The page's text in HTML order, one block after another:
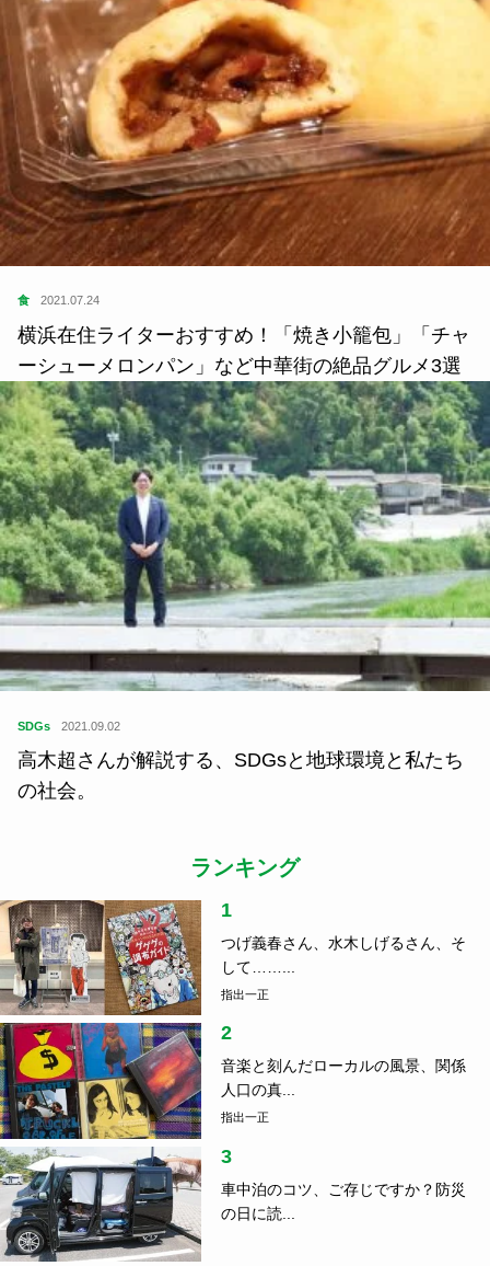
食 2021.07.24
横浜在住ライターおすすめ！「焼き小籠包」「チャ
ーシューメロンパン」など中華街の絶品グルメ3選
SDGs 2021.09.02
高木超さんが解説する、SDGsと地球環境と私たち
の社会。
ランキング
1
つげ義春さん、水木しげるさん、そ
して……...
指出一正
2
音楽と刻んだローカルの風景、関係
人口の真...
指出一正
3
車中泊のコツ、ご存じですか？防災
の日に読...